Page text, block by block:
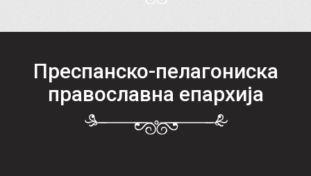
Преспанско-пелагониска
православна епархија